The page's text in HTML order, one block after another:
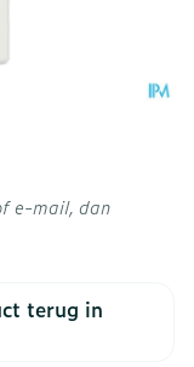
terug in
e-mail, dan